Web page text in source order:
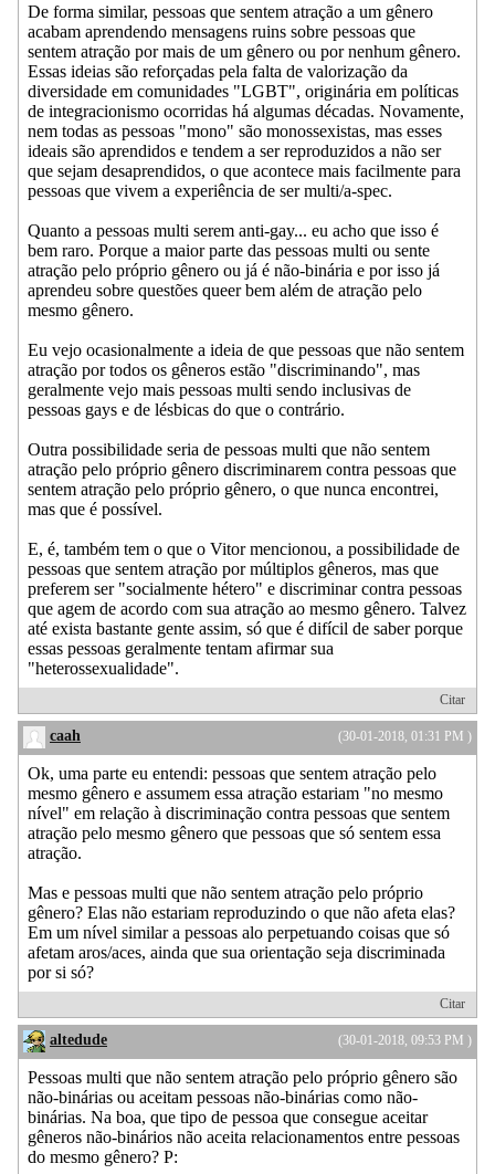
De forma similar, pessoas que sentem atração a um gênero
acabam aprendendo mensagens ruins sobre pessoas que
sentem atração por mais de um gênero ou por nenhum gênero.
Essas ideias são reforçadas pela falta de valorização da
diversidade em comunidades "LGBT", originária em políticas
de integracionismo ocorridas há algumas décadas. Novamente,
nem todas as pessoas "mono" são monossexistas, mas esses
ideais são aprendidos e tendem a ser reproduzidos a não ser
que sejam desaprendidos, o que acontece mais facilmente para
pessoas que vivem a experiência de ser multi/a-spec.
Quanto a pessoas multi serem anti-gay... eu acho que isso é
bem raro. Porque a maior parte das pessoas multi ou sente
atração pelo próprio gênero ou já é não-binária e por isso já
aprendeu sobre questões queer bem além de atração pelo
mesmo gênero.
Eu vejo ocasionalmente a ideia de que pessoas que não sentem
atração por todos os gêneros estão "discriminando", mas
geralmente vejo mais pessoas multi sendo inclusivas de
pessoas gays e de lésbicas do que o contrário.
Outra possibilidade seria de pessoas multi que não sentem
atração pelo próprio gênero discriminarem contra pessoas que
sentem atração pelo próprio gênero, o que nunca encontrei,
mas que é possível.
E, é, também tem o que o Vitor mencionou, a possibilidade de
pessoas que sentem atração por múltiplos gêneros, mas que
preferem ser "socialmente hétero" e discriminar contra pessoas
que agem de acordo com sua atração ao mesmo gênero. Talvez
até exista bastante gente assim, só que é difícil de saber porque
essas pessoas geralmente tentam afirmar sua
"heterossexualidade".
Citar
(30-01-2018, 01:31 PM )
caah
Ok, uma parte eu entendi: pessoas que sentem atração pelo
mesmo gênero e assumem essa atração estariam "no mesmo
nível" em relação à discriminação contra pessoas que sentem
atração pelo mesmo gênero que pessoas que só sentem essa
atração.
Mas e pessoas multi que não sentem atração pelo próprio
gênero? Elas não estariam reproduzindo o que não afeta elas?
Em um nível similar a pessoas alo perpetuando coisas que só
afetam aros/aces, ainda que sua orientação seja discriminada
por si só?
Citar
(30-01-2018, 09:53 PM )
altedude
Pessoas multi que não sentem atração pelo próprio gênero são
não-binárias ou aceitam pessoas não-binárias como não-
binárias. Na boa, que tipo de pessoa que consegue aceitar
gêneros não-binários não aceita relacionamentos entre pessoas
do mesmo gênero? P: